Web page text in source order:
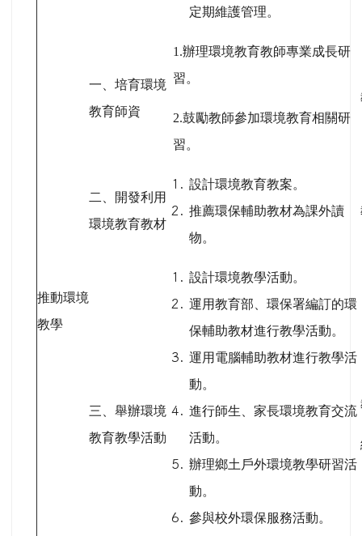
定期維護管理。
推動環境
教學
一、培育環境
教育師資
1.辦理環境教育教師專業成長研
習。
2.鼓勵教師參加環境教育相關研
習。
二、開發利用
環境教育教材
設計環境教育教案。
推薦環保輔助教材為課外讀
物。
三、舉辦環境
教育教學活動
設計環境教學活動。
運用教育部、環保署編訂的環
保輔助教材進行教學活動。
運用電腦輔助教材進行教學活
動。
進行師生、家長環境教育交流
活動。
辦理鄉土戶外環境教學研習活
動。
參與校外環保服務活動。